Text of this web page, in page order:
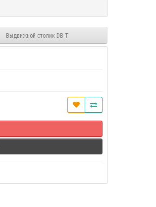
Выдвижной столик DB-T